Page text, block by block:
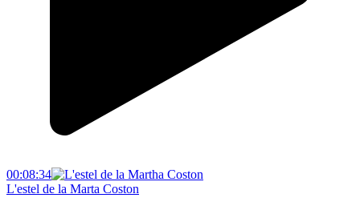
00:08:34
L'estel de la Marta Coston